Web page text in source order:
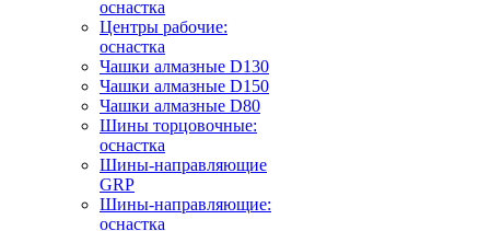
оснастка
Центры рабочие:
оснастка
Чашки алмазные D130
Чашки алмазные D150
Чашки алмазные D80
Шины торцовочные:
оснастка
Шины-направляющие
GRP
Шины-направляющие:
оснастка